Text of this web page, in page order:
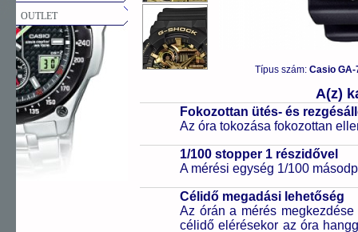
OUTLET
Típus szám: Casio
A(z)
Fokozottan ütés- és
Az óra tokozása fokozottan
1/100 stopper 1 részidővel
A mérési egység 1/100
Célidő megadási lehetőség
Az órán a mérés
célidő elérésekor az óra